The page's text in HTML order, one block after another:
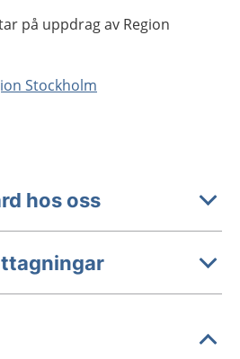
på uppdrag av Region
Stockholm
hos oss